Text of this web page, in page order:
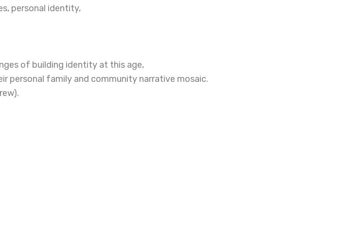
personal identity,
of building identity at this age,
personal family and community narrative mosaic.